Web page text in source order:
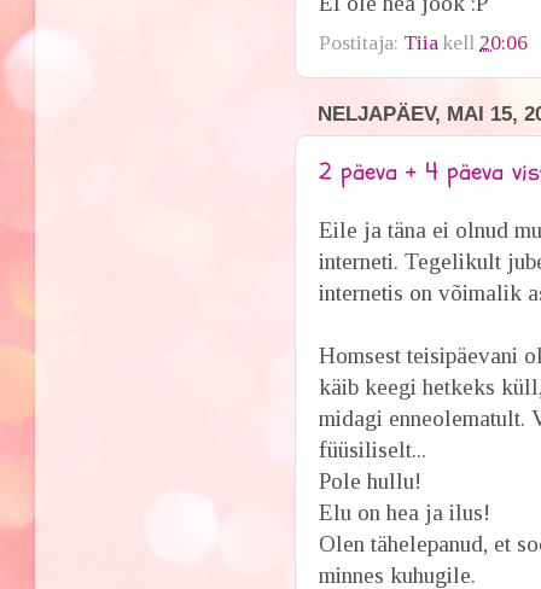
Postitaja: Tiia kell 20:06
NELJAPÄEV, MAI 15,
2 päeva + 4 päeva
Eile ja täna ei olnud
interneti. Tegelikult
internetis on võimalik
Homsest teisipäevani
käib keegi hetkeks
midagi enneolematult.
füüsiliselt...
Pole hullu!
Elu on hea ja ilus!
Olen tähelepanud, et
minnes kuhugile.